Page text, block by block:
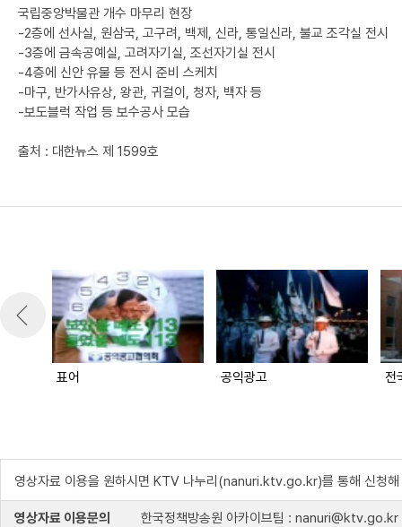
국립중앙박물관 개수 마무리 현장
-2층에 선사실, 원삼국, 고구려, 백제, 신라, 통일신라, 불교 조각실 전시
-3층에 금속공예실, 고려자기실, 조선자기실 전시
-4층에 신안 유물 등 전시 준비 스케치
-마구, 반가사유상, 왕관, 귀걸이, 청자, 백자 등
-보도블럭 작업 등 보수공사 모습
출처 : 대한뉴스 제 1599호
표어 공익광고 전
영상자료 이용을 원하시면 KTV 나누리(nanuri.ktv.go.kr)를 통해 신청해
영상자료 이용문의 한국정책방송원 아카이브팀 : nanuri@ktv.go.kr